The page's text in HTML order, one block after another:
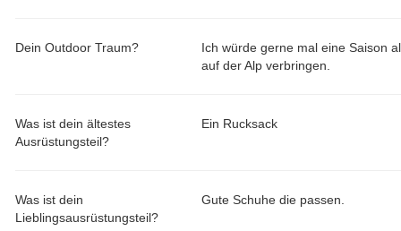
Dein Outdoor Traum?
Ich würde gerne mal eine Saison
auf der Alp verbringen.
Was ist dein ältestes
Ausrüstungsteil?
Ein Rucksack
Was ist dein
Lieblingsausrüstungsteil?
Gute Schuhe die passen.